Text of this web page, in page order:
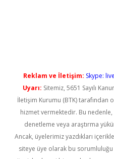
Reklam ve İletişim: Skype:
Uyarı: Sitemiz, 5651 Sayılı
İletişim Kurumu (BTK) tarafından
hizmet vermektedir. Bu
denetleme veya araştırma
Ancak, üyelerimiz yazdıkları
siteye üye olarak bu